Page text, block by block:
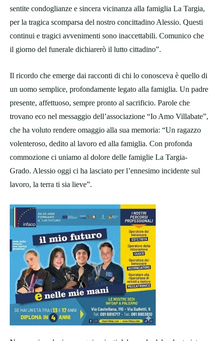
sentite condoglianze e sincera vicinanza alla famiglia La Targia,
per la tragica scomparsa del nostro concittadino Alessio. Questi
continui e tragici avvenimenti sono inaccettabili. Comunico che
il giorno del funerale dichiarerò il lutto cittadino”.
Il ricordo che emerge dai racconti di chi lo conosceva è quello di
un uomo semplice, profondamente legato alla famiglia. Un padre
presente, affettuoso, sempre pronto al sacrificio. Parole che
trovano eco nel messaggio dell’associazione “Io Amo Villabate”,
che ha voluto rendere omaggio alla sua memoria: “Un ragazzo
volenteroso, dedito al lavoro ed alla famiglia. Con profonda
commozione ci uniamo al dolore delle famiglie La Targia-
Grado. Alessio oggi ci ha lasciato per l’ennesimo incidente sul
lavoro, la terra ti sia lieve”.